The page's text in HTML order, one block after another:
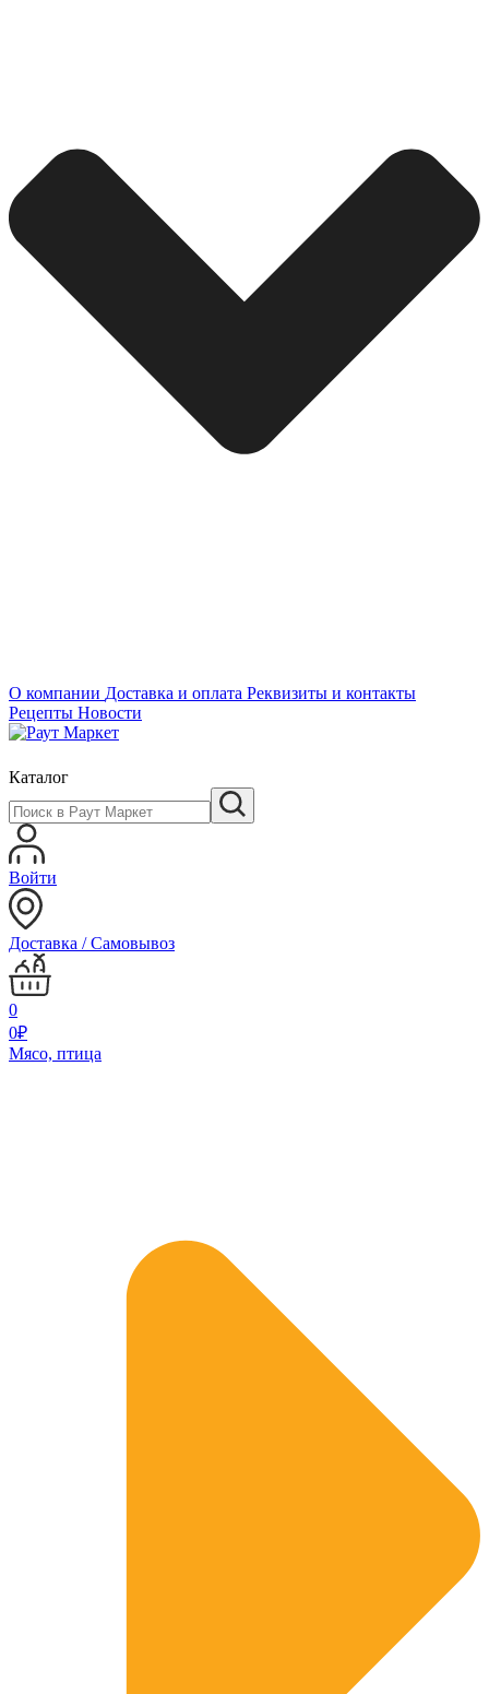
О компании Доставка и оплата Реквизиты и контакты
Рецепты Новости
Каталог
Войти
Доставка / Самовывоз
0
0₽
Мясо, птица